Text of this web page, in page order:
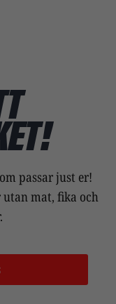
passar just er!
mat, fika och